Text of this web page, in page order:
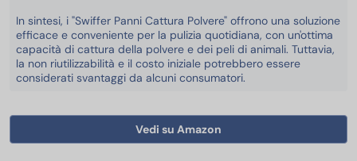
In sintesi, i "Swiffer Panni Cattura Polvere" offrono una soluzione
efficace e conveniente per la pulizia quotidiana, con un'ottima
capacità di cattura della polvere e dei peli di animali. Tuttavia,
la non riutilizzabilità e il costo iniziale potrebbero essere
considerati svantaggi da alcuni consumatori.
Vedi su Amazon